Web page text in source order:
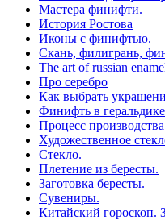
Мастера финифти.
История Ростова
Иконы с финифтью.
Скань, филигрань,
The art of russian
Про серебро
Как выбрать
Финифть в
Процесс
Художественное
Стекло.
Плетение из бересты.
Заготовка бересты.
Сувениры.
Китайский гороскоп.